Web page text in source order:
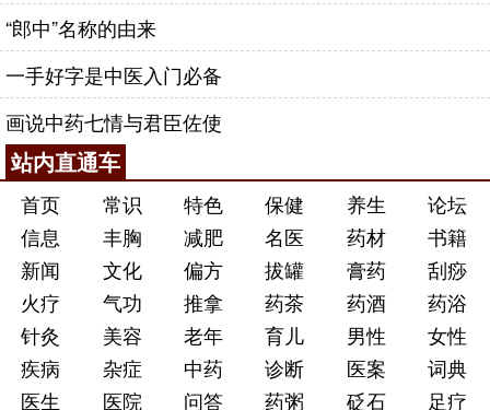
“郎中”名称的由来
一手好字是中医入门必备
画说中药七情与君臣佐使
站内直通车
首页 常识 特色 保健 养生
论坛
信息
丰胸 减肥 名医 药材
书籍
新闻
文化 偏方 拔罐 膏药
刮痧
火疗
气功 推拿 药茶 药酒
药浴
针灸
美容 老年 育儿 男性
女性
疾病
杂症 中药 诊断 医案
词典
医生
医院 问答 药粥 砭石 足疗